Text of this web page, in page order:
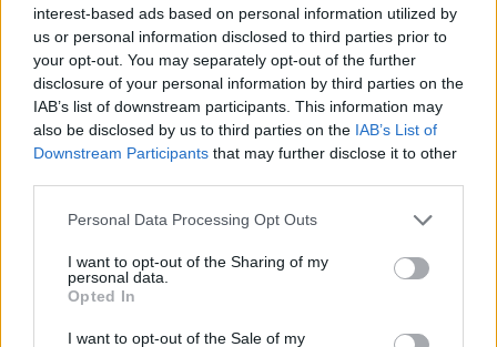
interest-based ads based on personal information utilized by
us or personal information disclosed to third parties prior to
your opt-out. You may separately opt-out of the further
disclosure of your personal information by third parties on the
IAB’s list of downstream participants. This information may
also be disclosed by us to third parties on the IAB’s List of
Downstream Participants that may further disclose it to other
Please note that this website/app uses one or more Google
not limited to your visit or usage behaviour. You may click to
grant or deny consent to Google and its third-party tags to
use your data for below specified purposes in below Google
consent section.
Personal Data Processing Opt Outs
I want to opt-out of the Sharing of my
personal data.
Opted In
I want to opt-out of the Sale of my
Opozorilo:
Po 297. členu Kazenskega zakonika je
posameznik kazensko odgovoren za javno spodbujanje
sovraštva, nasilja ali nestrpnosti. Komentarji z žaljivimi,
rasističnimi, diskriminatornimi ali nezakonitimi vsebinami bodo
Ravne na Koroškem